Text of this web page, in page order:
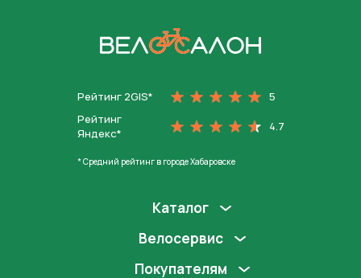
Рейтинг 2GIS*
5
Рейтинг
Яндекс*
4.7
* Средний рейтинг в городе Хабаровске
Каталог
Велосервис
Покупателям